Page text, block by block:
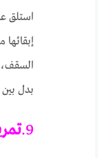
استلق
السقف،
بدل
9.